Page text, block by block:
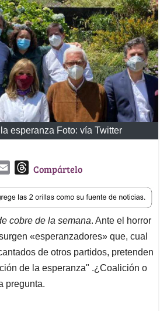
esperanza Foto: vía Twitter
a
i
l
T
r
e
a
d
s
Compártelo
cobre de la semana. Ante el horror
«esperanzadores» que, cual
de otros partidos, pretenden
de la esperanza" .¿Coalición o
pregunta.